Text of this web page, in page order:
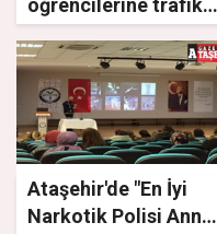
eğitimi
Ataşehir'de "En İyi
Narkotik Polisi Anne